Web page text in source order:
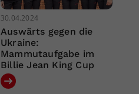
30.04.2024
Auswärts gegen die
Ukraine:
Mammutaufgabe im
Billie Jean King Cup